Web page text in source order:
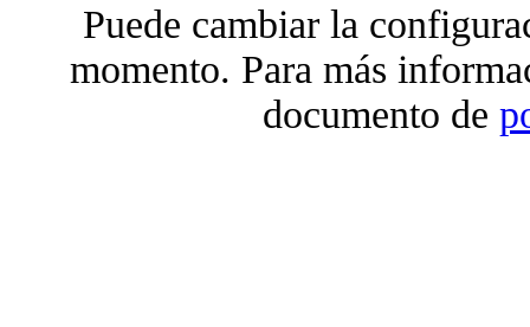
Puede cambiar la
momento. Para más
documento de